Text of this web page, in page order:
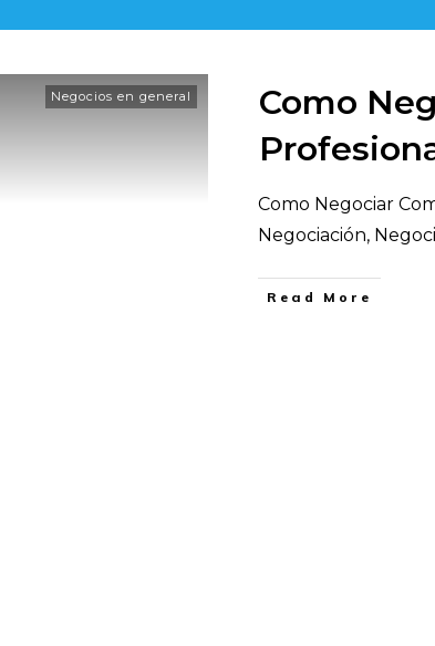
Negocios en general
Como
Como Negociar
Negociación,
​Read More